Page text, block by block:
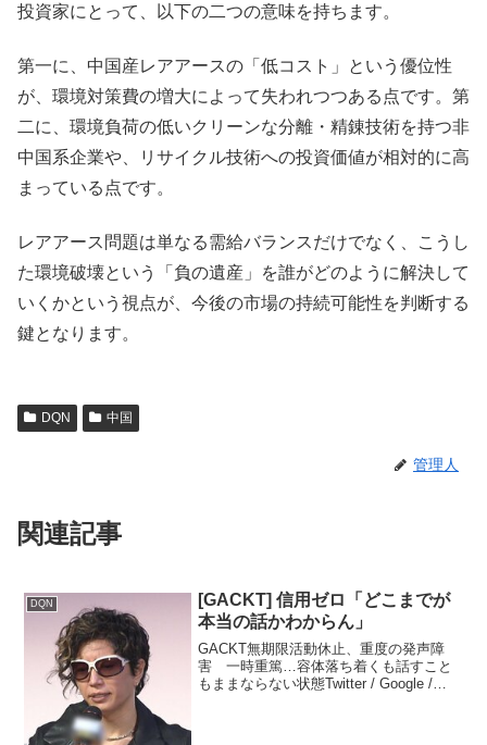
投資家にとって、以下の二つの意味を持ちます。
第一に、中国産レアアースの「低コスト」という優位性
が、環境対策費の増大によって失われつつある点です。第
二に、環境負荷の低いクリーンな分離・精錬技術を持つ非
中国系企業や、リサイクル技術への投資価値が相対的に高
まっている点です。
レアアース問題は単なる需給バランスだけでなく、こうし
た環境破壊という「負の遺産」を誰がどのように解決して
いくかという視点が、今後の市場の持続可能性を判断する
鍵となります。
DQN 中国
管理人
関連記事
DQN
[GACKT] 信用ゼロ「どこまでが
本当の話かわからん」
GACKT無期限活動休止、重度の発声障
害 一時重篤…容体落ち着くも話すこと
もままならない状態Twitter / Google /